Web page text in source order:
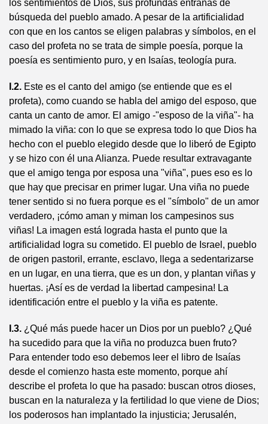
los sentimientos de Dios, sus profundas entrañas de
búsqueda del pueblo amado. A pesar de la artificialidad
con que en los cantos se eligen palabras y símbolos, en el
caso del profeta no se trata de simple poesía, porque la
poesía es sentimiento puro, y en Isaías, teología pura.
I.2. Este es el canto del amigo (se entiende que es el
profeta), como cuando se habla del amigo del esposo, que
canta un canto de amor. El amigo -"esposo de la viña"- ha
mimado la viña: con lo que se expresa todo lo que Dios ha
hecho con el pueblo elegido desde que lo liberó de Egipto
y se hizo con él una Alianza. Puede resultar extravagante
que el amigo tenga por esposa una "viña", pues eso es lo
que hay que precisar en primer lugar. Una viña no puede
tener sentido si no fuera porque es el "símbolo" de un amor
verdadero, ¡cómo aman y miman los campesinos sus
viñas! La imagen está lograda hasta el punto que la
artificialidad logra su cometido. El pueblo de Israel, pueblo
de origen pastoril, errante, esclavo, llega a sedentarizarse
en un lugar, en una tierra, que es un don, y plantan viñas y
huertas. ¡Así es de verdad la libertad campesina! La
identificación entre el pueblo y la viña es patente.
I.3. ¿Qué más puede hacer un Dios por un pueblo? ¿Qué
ha sucedido para que la viña no produzca buen fruto?
Para entender todo eso debemos leer el libro de Isaías
desde el comienzo hasta este momento, porque ahí
describe el profeta lo que ha pasado: buscan otros dioses,
buscan en la naturaleza y la fertilidad lo que viene de Dios;
los poderosos han implantado la injusticia; Jerusalén,